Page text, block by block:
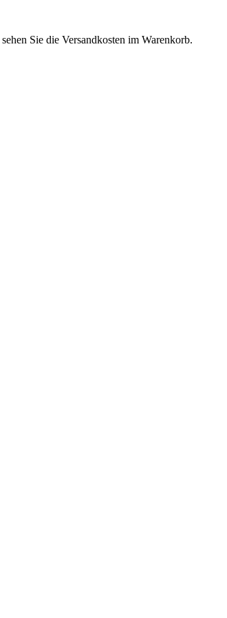
Sie die Versandkosten im Warenkorb.